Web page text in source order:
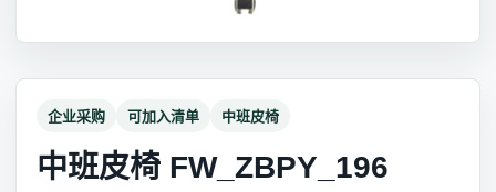
企业采购 可加入清单 中班皮椅
中班皮椅 FW_ZBPY_196